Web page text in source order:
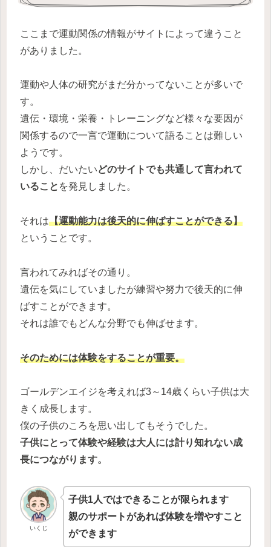
ここまで運動関係の情報がサイトによって違うこと
がありました。
運動や人体の研究がまだ分かってないことが多いで
す。
遺伝・環境・栄養・トレーニングなど様々な要因が
関係するので一言で運動について語ることは難しい
ようです。
しかし、だいたいどのサイトでも共通して言われて
いること を発見しました。
それは【運動能力は後天的に伸ばすことができる】
ということです。
言われてみればその通り。
遺伝を気にしていましたが練習や努力で後天的に伸
ばすことができます。
それは誰でもどんな分野でも伸ばせます。
そのためには体験をすることが重要。
ゴールデンエイジを考えれば3～14歳くらい子供は大
きく成長します。
僕の子供のころを思い出してもそうでした。
子供にとって体験や経験は大人には計り知れない成
長につながります。
いくじ
子供1人ではできることが限られます
親のサポートがあれば体験を増やすこと
ができます